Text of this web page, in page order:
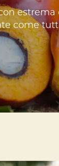
estrema
come